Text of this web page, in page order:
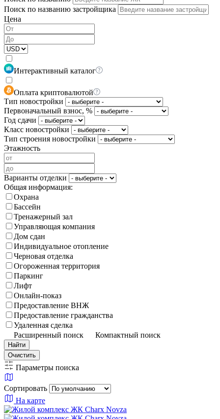
Поиск по названию застройщика
Цена
Интерактивный каталог
Оплата криптовалютой
Тип новостройки
Первоначальный взнос, %
Год сдачи
Класс новостройки
Тип строения новостройки
Этажность
Варианты отделки
Общая информация:
Охрана
Бассейн
Тренажерный зал
Управляющая компания
Дом сдан
Индивидуальное отопление
Черновая отделка
Огороженная территория
Паркинг
Лифт
Онлайн-показ
Предоставление ВНЖ
Предоставление гражданства
Удаленная сделка
Расширенный поиск
Компактный поиск
Найти
Очистить
Параметры поиска
Сортировать
На карте